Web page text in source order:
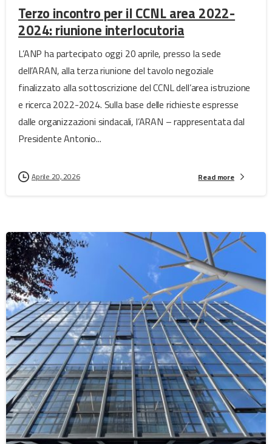
Terzo incontro per il CCNL area 2022-
2024: riunione interlocutoria
L’ANP ha partecipato oggi 20 aprile, presso la sede
dell’ARAN, alla terza riunione del tavolo negoziale
finalizzato alla sottoscrizione del CCNL dell’area istruzione
e ricerca 2022-2024. Sulla base delle richieste espresse
dalle organizzazioni sindacali, l’ARAN – rappresentata dal
Presidente Antonio...
Aprile 20, 2026 Read more